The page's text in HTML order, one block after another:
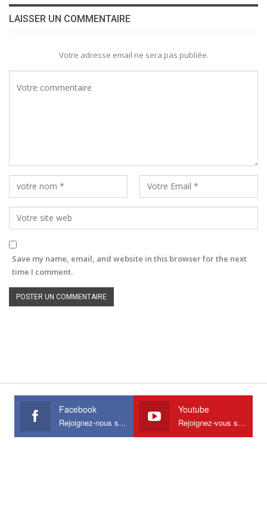
LAISSER UN COMMENTAIRE
Votre adresse email ne sera pas publiée.
Save my name, email, and website in this browser for the next
time I comment.
Facebook
Rejoignez-nous sur Facebook
Youtube
Rejoignez-vous sur Youtube